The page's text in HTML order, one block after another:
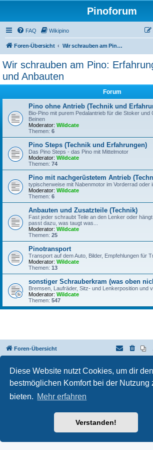
Diese Website nutzt Cookies, um dir den
bestmöglichen Komfort bei der Nutzung
bieten. Mehr erfahren
Verstanden!
Pinoforum
FAQ Wikipino
Foren-Übersicht Wir schrauben am Pino: Erfahrungen, Technik und Anbauten
Wir schrauben am Pino:
und Anbauten
Forum
Pino ohne Antrieb (Technik und
Bio-Pino mit purem Pedalantrieb für die Stoker und
Beinen
Moderator: Wildcate
Themen: 6
Pino Steps (Technik und Erfahrungen)
Das Pino Steps - das Pino mit Mittelmotor
Moderator: Wildcate
Themen: 74
Pino mit nachgerüstetem Antrieb
typischerweise mit Nabenmotor im Vorderrad oder
Moderator: Wildcate
Themen: 6
Anbauten und Zusatzteile (Technik)
Fast jeder schraubt Teile an den Lenker oder
passt dazu, was taugt was...
Moderator: Wildcate
Themen: 25
Pinotransport
Transport auf dem Auto, Bilder, Empfehlungen für
Moderator: Wildcate
Themen: 13
sonstiger Schrauberkram (was oben
Bremsen, Laufräder, Sitz- und Lenkerposition und
Moderator: Wildcate
Themen: 547
Foren-Übersicht
Deutsche Übersetzung durch
Datenschutz|